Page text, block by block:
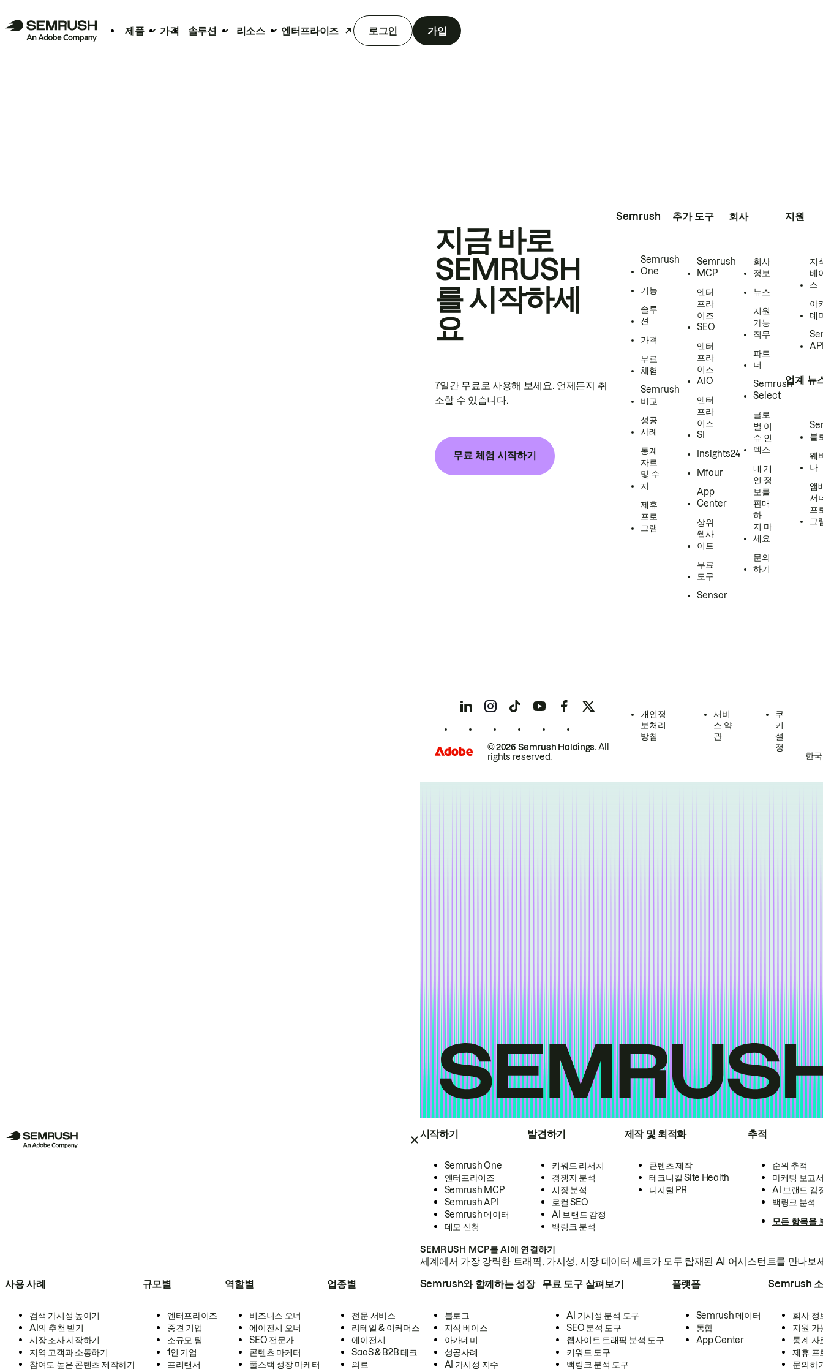
제품 가격 솔루션 리소스 엔터프라이즈 로그인 가입
시작하기
Semrush One
엔터프라이즈
Semrush MCP
Semrush API
Semrush 데이터
데모 신청
발견하기
키워드 리서치
경쟁자 분석
시장 분석
로컬 SEO
AI 브랜드 감정
백링크 분석
제작 및 최적화
콘텐츠 제작
테크니컬 Site Health
디지털 PR
추적
순위 추적
마케팅 보고
AI 브랜드 감
백링크 분석
모든 항목을
SEMRUSH MCP를 AI에 연결하기
세계에서 가장 강력한 트래픽, 가시성, 시장 데이터 세트가 모두 탑재된 AI 어시스턴트를 만나보
사용 사례
검색 가시성 높이기
AI의 추천 받기
시장 조사 시작하기
지역 고객과 소통하기
참여도 높은 콘텐츠 제작하기
규모별
엔터프라이즈
중견 기업
소규모 팀
1인 기업
프리랜서
역할별
비즈니스 오너
에이전시 오너
SEO 전문가
콘텐츠 마케터
풀스택 성장 마케터
업종별
전문 서비스
리테일 & 이커머스
에이전시
SaaS & B2B 테크
의료
Semrush와 함께하는 성장
블로그
지식 베이스
아카데미
성공사례
AI 가시성 지수
무료 도구 살펴보기
AI 가시성 분석 도구
SEO 분석 도구
웹사이트 트래픽 분석 도구
키워드 도구
백링크 분석 도구
플랫폼
Semrush 데이터
통합
App Center
Semrush
회사 정
지원 가
통계 자
제휴 프
문의하
지금 바로
SEMRUSH
를 시작하세
요
7일간 무료로 사용해 보세요. 언제든지 취
소할 수 있습니다.
무료 체험 시작하기
Semrush
Semrush
One
기능
솔루
션
가격
무료
체험
Semrush
비교
성공
사례
통계
자료
및 수
치
제휴
프로
그램
추가 도구
Semrush
MCP
엔터
프라
이즈
SEO
엔터
프라
이즈
AIO
엔터
프라
이즈
SI
Insights24
Mfour
App
Center
상위
웹사
이트
무료
도구
Sensor
회사
회사
정보
뉴스
지원
가능
직무
파트
너
Semrush
Select
글로
벌 이
슈 인
덱스
내 개
인 정
보를
판매
하
지 마
세요
문의
하기
지원
지
베
스
아
데
업계 뉴
블
웨
나
앰
서
프
그
© 2026 Semrush Holdings.All
rights reserved.
개인정
보처리
방침
서비
스 약
관
쿠
키
설
정
한